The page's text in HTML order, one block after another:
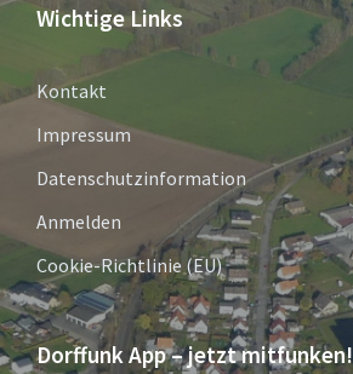
Wichtige Links
Kontakt
Impressum
Datenschutzinformation
Anmelden
Cookie-Richtlinie (EU)
Dorffunk App – jetzt mitfunken!